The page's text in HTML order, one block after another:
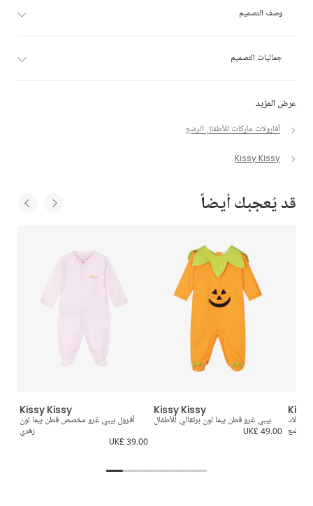
عرض المزيد
أفارولات ماركات للأطفال الرضع
Kissy Kissy
وصف التصميم
جماليات التصميم
قد يُعجبك أيضاً
Kissy Kissy
أفرول بيبي غرو مخصص قطن بيما لون
زهري
UK£ 39.00
Kissy Kissy
بيبي غرو قطن بيما لون برتقالي للأطفال
UK£ 49.00 الرضع